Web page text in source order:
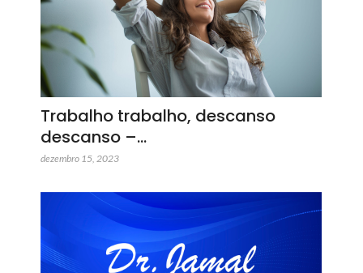
Trabalho trabalho, descanso
descanso –…
dezembro 15, 2023